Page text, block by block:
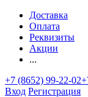
Доставка
Оплата
Реквизиты
Акции
...
+7 (8652) 99-22-02
Вход Регистрация